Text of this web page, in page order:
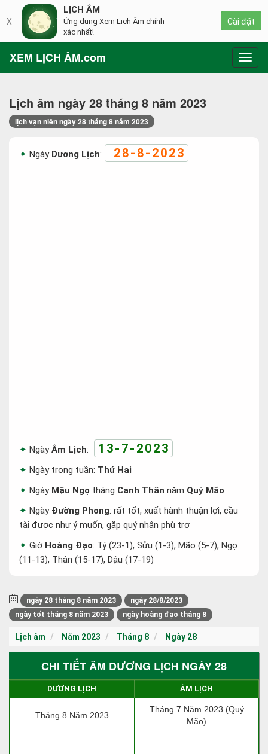
XEM LỊCH ÂM.com
Lịch âm ngày 28 tháng 8 năm 2023
lịch vạn niên ngày 28 tháng 8 năm 2023
Ngày Dương Lịch: 28-8-2023
NgàyÂm Lịch: 13-7-2023
Ngày trong tuần: Thứ Hai
Ngày Mậu Ngọ tháng Canh Thân năm Quý Mão
Ngày Đường Phong: rất tốt, xuất hành thuận lợi, cầu
tài được như ý muốn, gặp quý nhân phù trợ
Giờ Hoàng Đạo: Tý (23-1), Sửu (1-3), Mão (5-7), Ngọ
(11-13), Thân (15-17), Dậu (17-19)
ngày 28 tháng 8 năm 2023
ngày 28/8/2023
ngày tốt tháng 8 năm 2023
ngày hoàng đạo tháng 8
Lịch âm Năm 2023 Tháng 8 Ngày 28
CHI TIẾT ÂM DƯƠNG LỊCH NGÀY 28
DƯƠNG LỊCH ÂM LỊCH
Tháng 8 Năm 2023
Tháng 7 Năm 2023 (Quý
Mão)
X
LỊCH ÂM
Ứng dụng Xem Lịch Âm chính
xác nhất!
Cài đặt